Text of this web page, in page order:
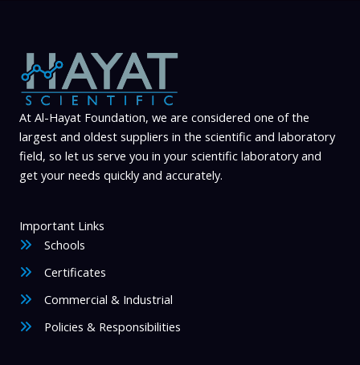
At Al-Hayat Foundation, we are considered one of the
largest and oldest suppliers in the scientific and laboratory
field, so let us serve you in your scientific laboratory and
get your needs quickly and accurately.
Important Links
Schools
Certificates
Commercial & Industrial
Policies & Responsibilities